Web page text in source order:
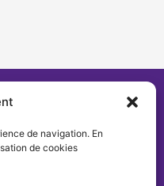
de navigation. En
de cookies